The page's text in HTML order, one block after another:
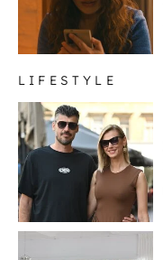
LIFESTYLE